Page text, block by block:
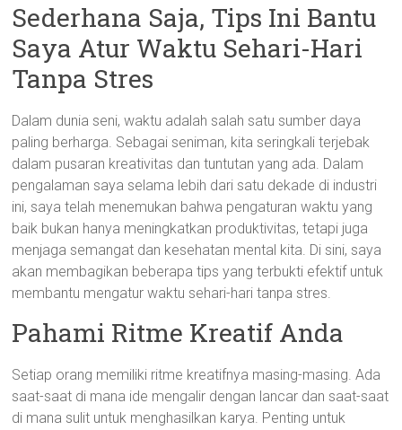
Sederhana Saja, Tips Ini Bantu
Saya Atur Waktu Sehari-Hari
Tanpa Stres
Dalam dunia seni, waktu adalah salah satu sumber daya
paling berharga. Sebagai seniman, kita seringkali terjebak
dalam pusaran kreativitas dan tuntutan yang ada. Dalam
pengalaman saya selama lebih dari satu dekade di industri
ini, saya telah menemukan bahwa pengaturan waktu yang
baik bukan hanya meningkatkan produktivitas, tetapi juga
menjaga semangat dan kesehatan mental kita. Di sini, saya
akan membagikan beberapa tips yang terbukti efektif untuk
membantu mengatur waktu sehari-hari tanpa stres.
Pahami Ritme Kreatif Anda
Setiap orang memiliki ritme kreatifnya masing-masing. Ada
saat-saat di mana ide mengalir dengan lancar dan saat-saat
di mana sulit untuk menghasilkan karya. Penting untuk